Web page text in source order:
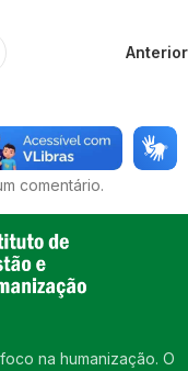
Anterior
comentário.
na humanização. O